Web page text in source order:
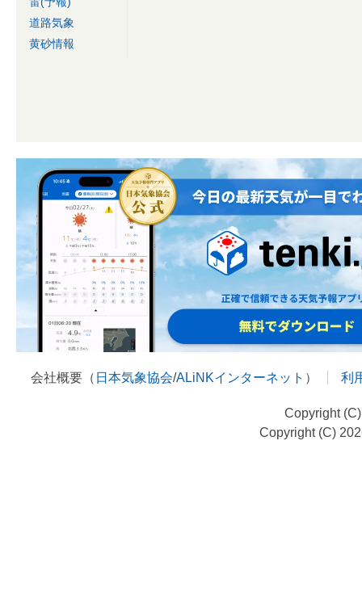
道路気象
黄砂情報
会社概要（ 日本気象協会/ALiNKインターネット ） 利
Copyright
Copyright (C)